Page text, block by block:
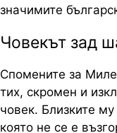
значимите
Човекът зад
Спомените за
тих, скромен и
човек. Близките му
която не се е